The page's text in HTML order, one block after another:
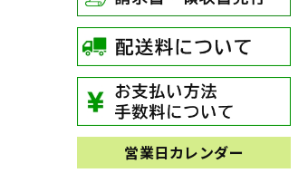
営業日カレンダー